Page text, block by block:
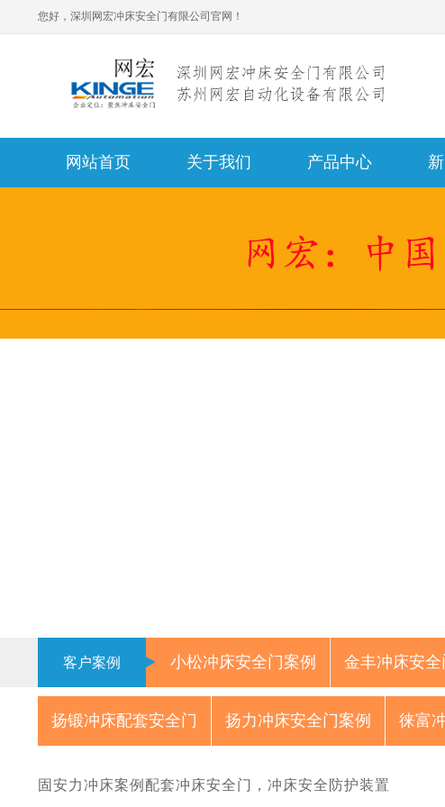
您好，深圳网宏冲床安全门有限公司官网！
网站首页 关于我们 产品中心
客户案例 小松冲床安全门案例 金丰冲床安全
扬锻冲床配套安全门 扬力冲床安全门案例 徕富
固安力冲床案例配套冲床安全门，冲床安全防护装置